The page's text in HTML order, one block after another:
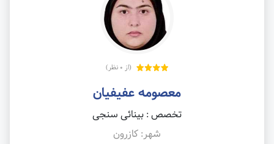
(از 0 نظر)
معصومه عفیفیان
تخصص : بینائی سنجی
شهر: کازرون